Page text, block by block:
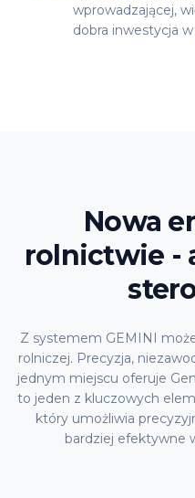
wprowadzającej,
dobra inwestycja
Nowa
rolnictwie -
Z systemem GEMINI
rolniczej. Precyzja,
jednym miejscu oferuje
to jeden z kluczowych
który umożliwia
bardziej efektywne